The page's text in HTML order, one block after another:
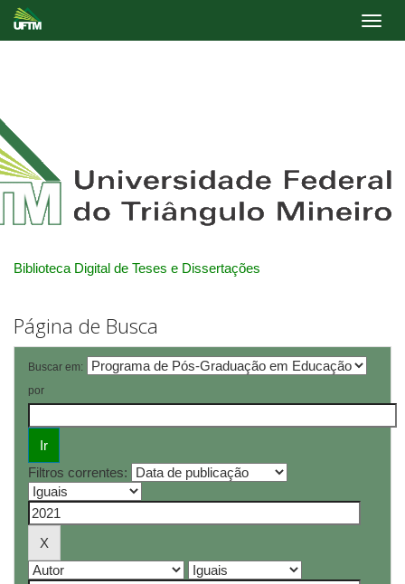
Biblioteca Digital de Teses e Dissertações
Página de Busca
Buscar em:
por
Filtros correntes: